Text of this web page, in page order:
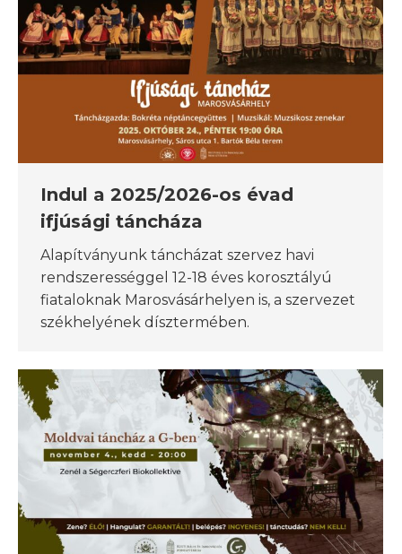
Indul a 2025/2026-os évad
ifjúsági táncháza
Alapítványunk táncházat szervez havi
rendszerességgel 12-18 éves korosztályú
fiataloknak Marosvásárhelyen is, a szervezet
székhelyének dísztermében.